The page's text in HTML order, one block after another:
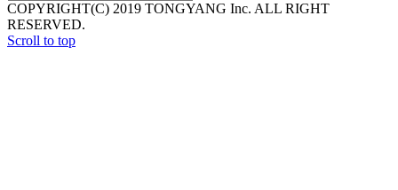
COPYRIGHT(C) 2019 TONGYANG Inc. ALL RIGHT
RESERVED.
Scroll to top